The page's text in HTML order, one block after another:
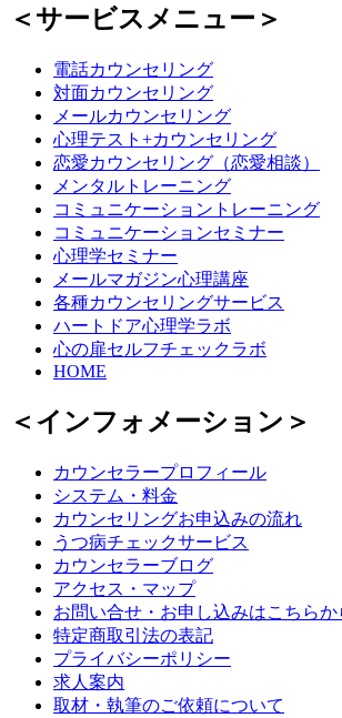
＜サービスメニュー＞
電話カウンセリング
対面カウンセリング
メールカウンセリング
心理テスト+カウンセリング
恋愛カウンセリング（恋愛相談）
メンタルトレーニング
コミュニケーショントレーニング
コミュニケーションセミナー
心理学セミナー
メールマガジン心理講座
各種カウンセリングサービス
ハートドア心理学ラボ
心の扉セルフチェックラボ
HOME
＜インフォメーション＞
カウンセラープロフィール
システム・料金
カウンセリングお申込みの流れ
うつ病チェックサービス
カウンセラーブログ
アクセス・マップ
お問い合せ・お申し込みはこちらか
特定商取引法の表記
プライバシーポリシー
求人案内
取材・執筆のご依頼について